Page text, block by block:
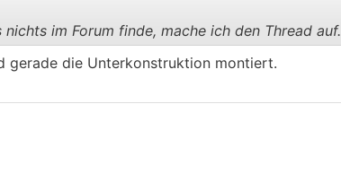
.
im Forum finde, mache ich den Thread auf.
gerade die Unterkonstruktion montiert.